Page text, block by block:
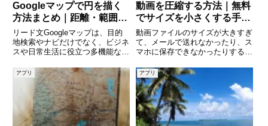
Googleマップで円を描く
方法まとめ｜距離・範囲を
可視化する便利テクニック
リード文Googleマップは、目的
地検索やナビだけでなく、ビジネ
スや日常生活に役立つ多機能な地
描く」機能は、営業エリアの設定
や通勤圏の確認、災害時の避難範
囲の把握など、さまざまな場面で
活用できます。しかし、Go
動画を圧縮する方法｜無料
でサイズを小さくする手順
とコツ
動画ファイルのサイズが大きすぎ
て、メールで送れなかったり、ス
マホに保存できなかったりするこ
使える「VLCメディアプレイヤ
ー」を使えば、簡単に動画を圧縮
してファイルサイズを小さくでき
ます。VLCは再生だけでなく、
アプリ アプリ